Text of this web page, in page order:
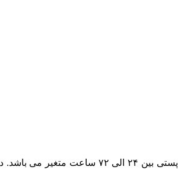
در حال حاضر پست پیشتاز مطمئن ترین روش ارسال است و بسته به بعد مسافت